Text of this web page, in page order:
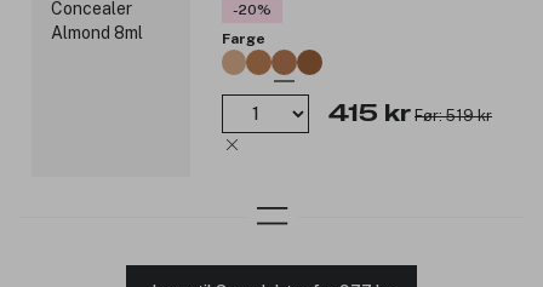
-20%
Farge
415 kr Før: 519 kr